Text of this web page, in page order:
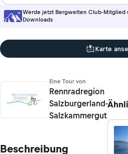
Werde jetzt Bergwelten Club-Mitglied
Downloads
Karte
Eine Tour von
Rennradregion
Salzburgerland-
Salzkammergut
Beschreibung